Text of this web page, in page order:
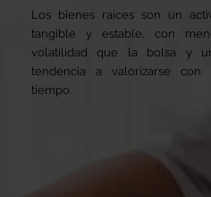
Los bienes raíces son un
tangible y estable, con
volatilidad que la bolsa y
tendencia a valorizarse con
tiempo.